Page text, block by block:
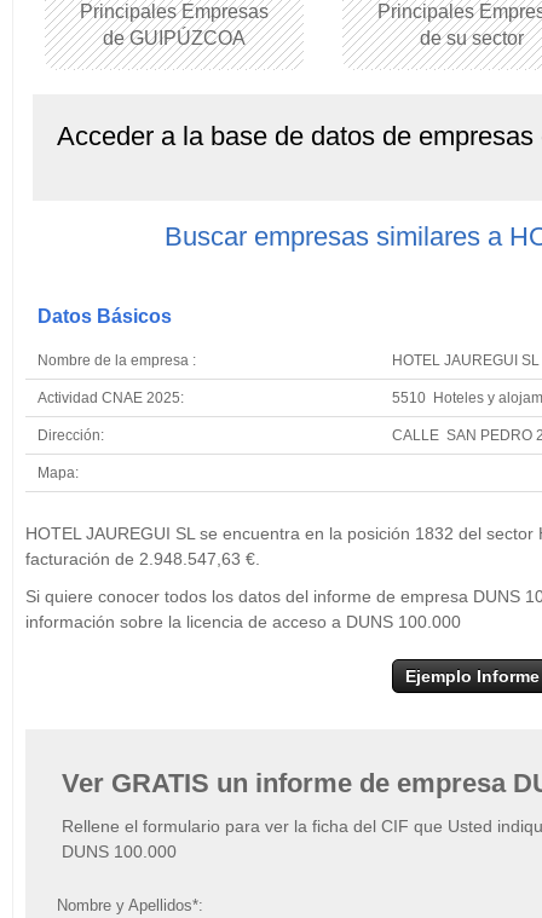
Principales Empresas
de GUIPÚZCOA
Principales
de su sector
Acceder a la base de datos de
Buscar empresas similares a
Datos Básicos
Nombre de la empresa : HOTEL JAUREGUI SL
Actividad CNAE 2025: 5510 Hoteles y
Dirección: CALLE SAN PEDRO
Mapa:
−
HOTEL JAUREGUI SL se encuentra en la posición 1832 del
facturación de 2.948.547,63 €.
Si quiere conocer todos los datos del informe de empresa DUNS
información sobre la licencia de acceso a DUNS 100.000
Ejemplo Informe
Ver GRATIS un informe de empresa
Rellene el formulario para ver la ficha del CIF que Usted
DUNS 100.000
Nombre y Apellidos*: